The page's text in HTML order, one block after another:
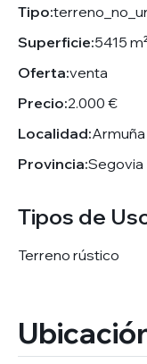
Tipo:
Superficie:5415 m²
Oferta:venta
Precio:2.000 €
Localidad:Armuña
Provincia:Segovia
Tipos de
Terreno rústico